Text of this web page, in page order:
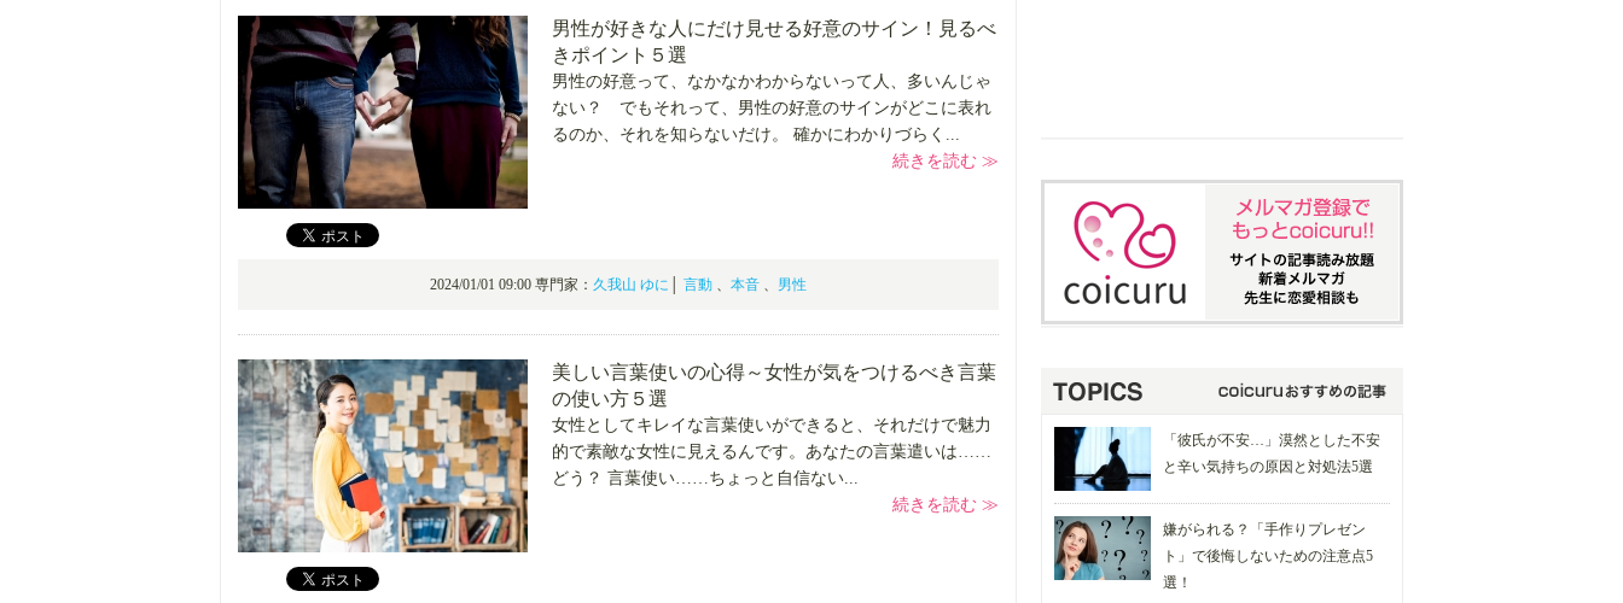
男性が好きな人にだけ見せる好意のサイン！見るべ
きポイント５選
男性の好意って、なかなかわからないって人、多いんじゃ
ない？ でもそれって、男性の好意のサインがどこに表れ
るのか、それを知らないだけ。 確かにわかりづらく...
続きを読む ≫
2024/01/01 09:00 専門家： 久我山 ゆに 言動 本音 男性
美しい言葉使いの心得～女性が気をつけるべき言葉
の使い方５選
女性としてキレイな言葉使いができると、それだけで魅力
的で素敵な女性に見えるんです。あなたの言葉遣いは……
どう？ 言葉使い……ちょっと自信ない...
続きを読む ≫
「彼氏が不安…」漠然とした不安
と辛い気持ちの原因と対処法5選
嫌がられる？「手作りプレゼン
ト」で後悔しないための注意点5
選！